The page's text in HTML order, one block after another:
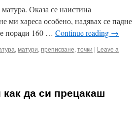
Оказа се наистина
ми хареса особено, надявах се падне
поради 160 … Continue reading →
, матури, преписване, точки | Leave a
как да си прецакаш